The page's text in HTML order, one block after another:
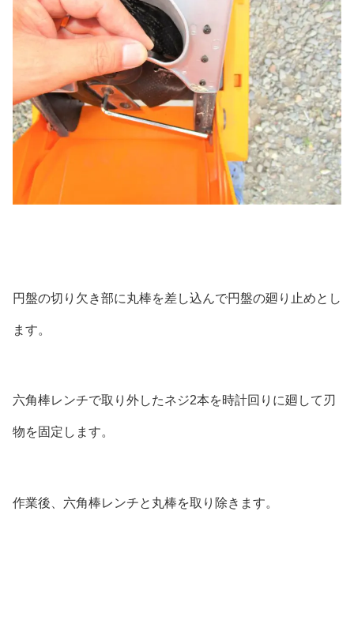
円盤の切り欠き部に丸棒を差し込んで円盤の廻り止めとし
ます。
六角棒レンチで取り外したネジ2本を時計回りに廻して刃
物を固定します。
作業後、六角棒レンチと丸棒を取り除きます。